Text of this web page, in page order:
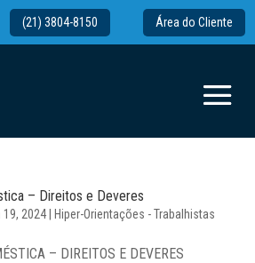
(21) 3804-8150 Área do Cliente
– Direitos e Deveres
19, 2024| Hiper-Orientações - Trabalhistas
– DIREITOS E DEVERES